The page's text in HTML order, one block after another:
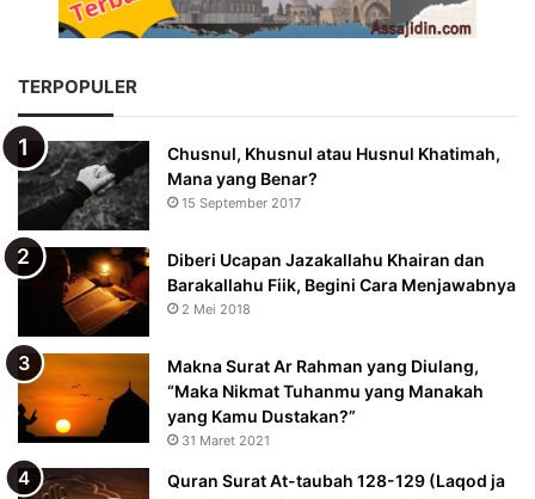
TERPOPULER
Chusnul, Khusnul atau Husnul Khatimah,
Mana yang Benar?
15 September 2017
Diberi Ucapan Jazakallahu Khairan dan
Barakallahu Fiik, Begini Cara Menjawabnya
2 Mei 2018
Makna Surat Ar Rahman yang Diulang,
“Maka Nikmat Tuhanmu yang Manakah
yang Kamu Dustakan?”
31 Maret 2021
Quran Surat At-taubah 128-129 (Laqod ja